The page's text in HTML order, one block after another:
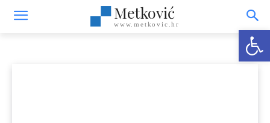
Metković
www.metkovic.hr